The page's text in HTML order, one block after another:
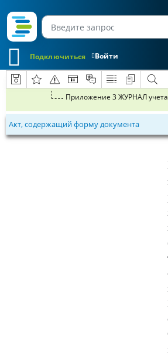
Войти
Подключиться
Акт, содержащий форму документа